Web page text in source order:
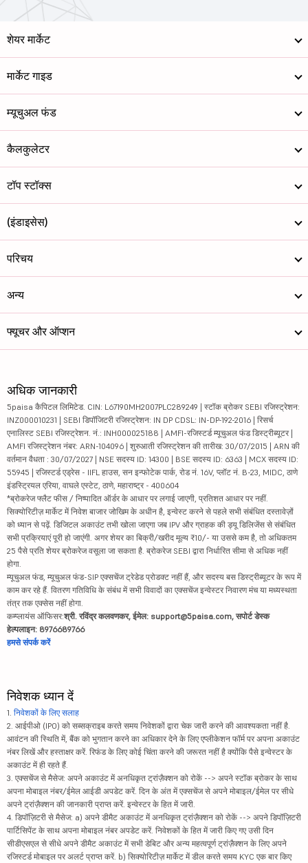
शेयर मार्केट
मार्केट गाइड
म्यूचुअल फंड
कैलकुलेटर
टॉप स्टॉक्स
(इंडाइसेस)
परिचय
अन्य
फ्यूचर और ऑप्शन
अधिक जानकारी
5paisa कैपिटल लिमिटेड. CIN: L67190MH2007PLC289249 | स्टॉक ब्रोकर SEBI रजिस्ट्रेशन:
INZ000010231 | SEBI डिपॉजिटरी रजिस्ट्रेशन: IN DP CDSL: IN-DP-192-2016 | रिसर्च
एनालिस्ट SEBI रजिस्ट्रेशन. नं.: INH000025188 | AMFI-रजिस्टर्ड म्यूचुअल फंड डिस्ट्रीब्यूटर |
AMFI रजिस्ट्रेशन नंबर: ARN-104096 | शुरुआती रजिस्ट्रेशन की तारीख: 30/07/2015 | ARN की
वर्तमान वैधता : 30/07/2027 | NSE सदस्य ID: 14300 | BSE सदस्य ID: 6363 | MCX सदस्य ID:
55945 | रजिस्टर्ड एड्रेस - IIFL हाउस, सन इन्फोटेक पार्क, रोड नं. 16V, प्लॉट नं. B-23, MIDC, ठाणे
इंडस्ट्रियल एरिया, वाघले एस्टेट, ठाणे, महाराष्ट्र - 400604
*ब्रोकरेज फ्लैट फीस / निष्पादित ऑर्डर के आधार पर लगाई जाएगी, प्रतिशत आधार पर नहीं.
सिक्योरिटीज़ मार्केट में निवेश बाजार जोखिम के अधीन है, इन्वेस्ट करने से पहले सभी संबंधित दस्तावेज़ों
को ध्यान से पढ़ें. डिजिटल अकाउंट तभी खोला जाएगा जब IPV और ग्राहक की ड्यू डिलिजेंस से संबंधित
सभी प्रक्रियाएं पूरी हो जाएंगी. अगर शेयर का बिक्री/खरीद मूल्य ₹10/- या उससे कम है, तो अधिकतम
25 पैसे प्रति शेयर ब्रोकरेज वसूला जा सकता है. ब्रोकरेज SEBI द्वारा निर्धारित सीमा से अधिक नहीं
होगा.
म्यूचुअल फंड, म्यूचुअल फंड-SIP एक्सचेंज ट्रेडेड प्रोडक्ट नहीं हैं, और सदस्य बस डिस्ट्रीब्यूटर के रूप में
काम कर रहे हैं. वितरण गतिविधि के संबंध में सभी विवादों का एक्सचेंज इन्वेस्टर निवारण मंच या मध्यस्थता
तंत्र तक एक्सेस नहीं होगा.
कम्प्लायंस ऑफिसर:श्री. रविंद्र कलवणकर, ईमेल: support@5paisa.com, सपोर्ट डेस्क
हेल्पलाइन: 8976689766
हमसे संपर्क करें
निवेशक ध्यान दें
1. निवेशकों के लिए सलाह
2. आईपीओ (IPO) को सब्सक्राइब करते समय निवेशकों द्वारा चेक जारी करने की आवश्यकता नहीं है.
आवंटन की स्थिति में, बैंक को भुगतान करने का अधिकार देने के लिए एप्लीकेशन फॉर्म पर अपना अकाउंट
नंबर लिखें और हस्ताक्षर करें. रिफंड के लिए कोई चिंता करने की जरूरत नहीं है क्योंकि पैसे इन्वेस्टर के
अकाउंट में ही रहते हैं.
3. एक्सचेंज से मैसेज: अपने अकाउंट में अनधिकृत ट्रांज़ैक्शन को रोकें --> अपने स्टॉक ब्रोकर के साथ
अपना मोबाइल नंबर/ईमेल आईडी अपडेट करें. दिन के अंत में एक्सचेंज से अपने मोबाइल/ईमेल पर सीधे
अपने ट्रांज़ैक्शन की जानकारी प्राप्त करें. इन्वेस्टर के हित में जारी.
4. डिपॉज़िटरी से मैसेज: a) अपने डीमैट अकाउंट में अनधिकृत ट्रांज़ैक्शन को रोकें --> अपने डिपॉज़िटरी
पार्टिसिपेंट के साथ अपना मोबाइल नंबर अपडेट करें. निवेशकों के हित में जारी किए गए उसी दिन
सीडीएसएल से सीधे अपने डीमैट अकाउंट में सभी डेबिट और अन्य महत्वपूर्ण ट्रांज़ैक्शन के लिए अपने
रजिस्टर्ड मोबाइल पर अलर्ट प्राप्त करें. b) सिक्योरिटीज़ मार्केट में डील करते समय KYC एक बार किए